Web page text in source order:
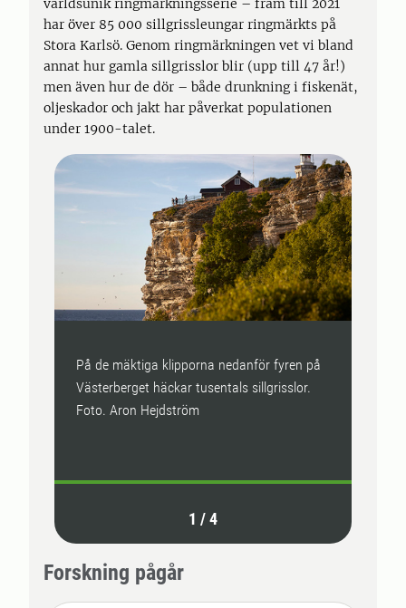
världsunik ringmärkningsserie – fram till 2021
har över 85 000 sillgrissleungar ringmärkts på
Stora Karlsö. Genom ringmärkningen vet vi bland
annat hur gamla sillgrisslor blir (upp till 47 år!)
men även hur de dör – både drunkning i fiskenät,
oljeskador och jakt har påverkat populationen
under 1900-talet.
På de mäktiga klipporna nedanför fyren på
Västerberget häckar tusentals sillgrisslor.
Foto. Aron Hejdström
1 /4
Forskning pågår